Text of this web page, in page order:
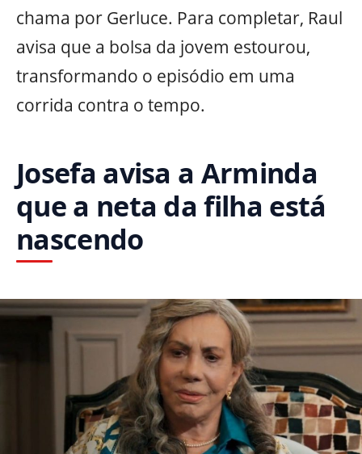
chama por Gerluce. Para completar, Raul
avisa que a bolsa da jovem estourou,
transformando o episódio em uma
corrida contra o tempo.
Josefa avisa a Arminda
que a neta da filha está
nascendo